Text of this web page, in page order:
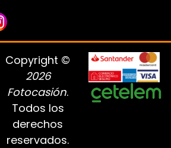
Copyright ©
2026
Fotocasión.
Todos los
derechos
reservados.